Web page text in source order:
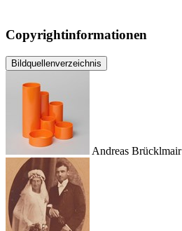
Copyrightinformationen
Bildquellenverzeichnis
Andreas Brücklmair